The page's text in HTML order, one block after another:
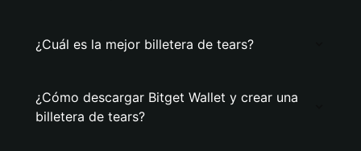
¿Cuál es la mejor billetera de tears?
¿Cómo descargar Bitget Wallet y crear una
billetera de tears?